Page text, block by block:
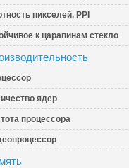
пикселей, PPI
к царапинам стекло
ядер
процессора